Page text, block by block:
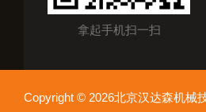
拿起手机扫一扫
Copyright © 2026北京汉达森机